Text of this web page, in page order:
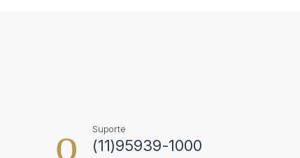
Suporte
(11)95939-1000